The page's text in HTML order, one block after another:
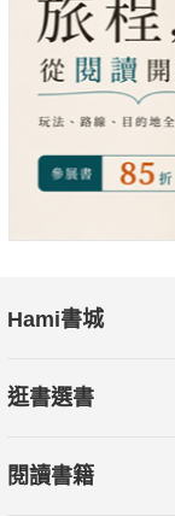
Hami書城
逛書選書
閱讀書籍